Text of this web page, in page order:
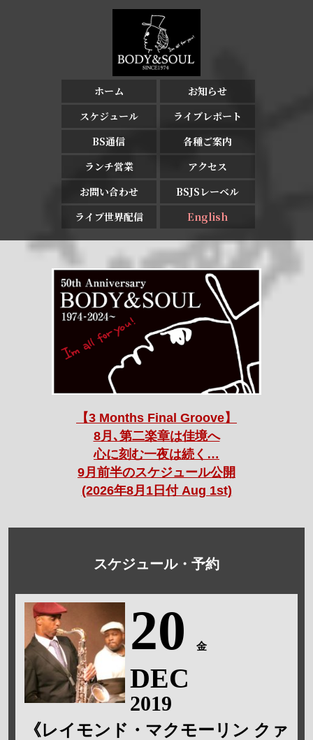
ホーム
お知らせ
スケジュール
ライブレポート
BS通信
各種ご案内
ランチ営業
アクセス
お問い合わせ
BSJSレーベル
ライブ世界配信
English
【3 Months Final Groove】
8月､第二楽章は佳境へ
心に刻む一夜は続く…
9月前半のスケジュール公開
(2026年8月1日付 Aug 1st)
スケジュール・予約
20 金
DEC
2019
《レイモンド・マクモーリン クァ